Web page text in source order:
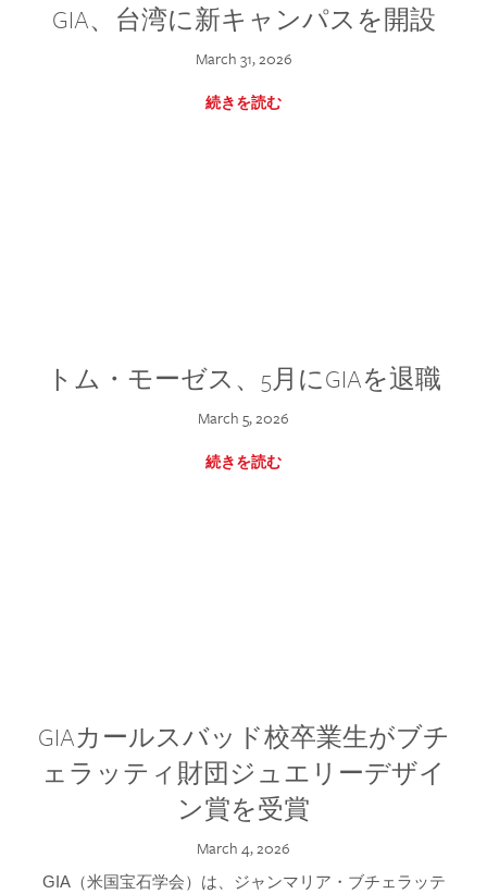
GIA、台湾に新キャンパスを開設
March 31, 2026
続きを読む
トム・モーゼス、5月にGIAを退職
March 5, 2026
続きを読む
GIAカールスバッド校卒業生がブチ
ェラッティ財団ジュエリーデザイ
ン賞を受賞
March 4, 2026
GIA（米国宝石学会）は、ジャンマリア・ブチェラッテ